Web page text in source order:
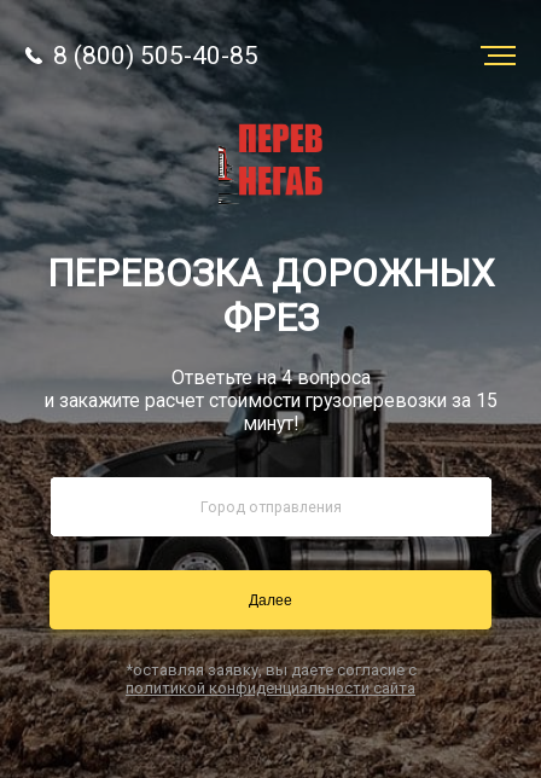
8 (800) 505-40-85
sale@simtruck-negabarit.ru
Заказать звонок
Заказать
перевозку
Грузы
8 (800) 505-40-85
ПЕРЕВОЗКА ДОРОЖНЫХ
ФРЕЗ
Ответьте на 4 вопроса
и закажите расчет стоимости грузоперевозки за 15
минут!
Далее
*оставляя заявку, вы даете согласие с
политикой конфиденциальности сайта